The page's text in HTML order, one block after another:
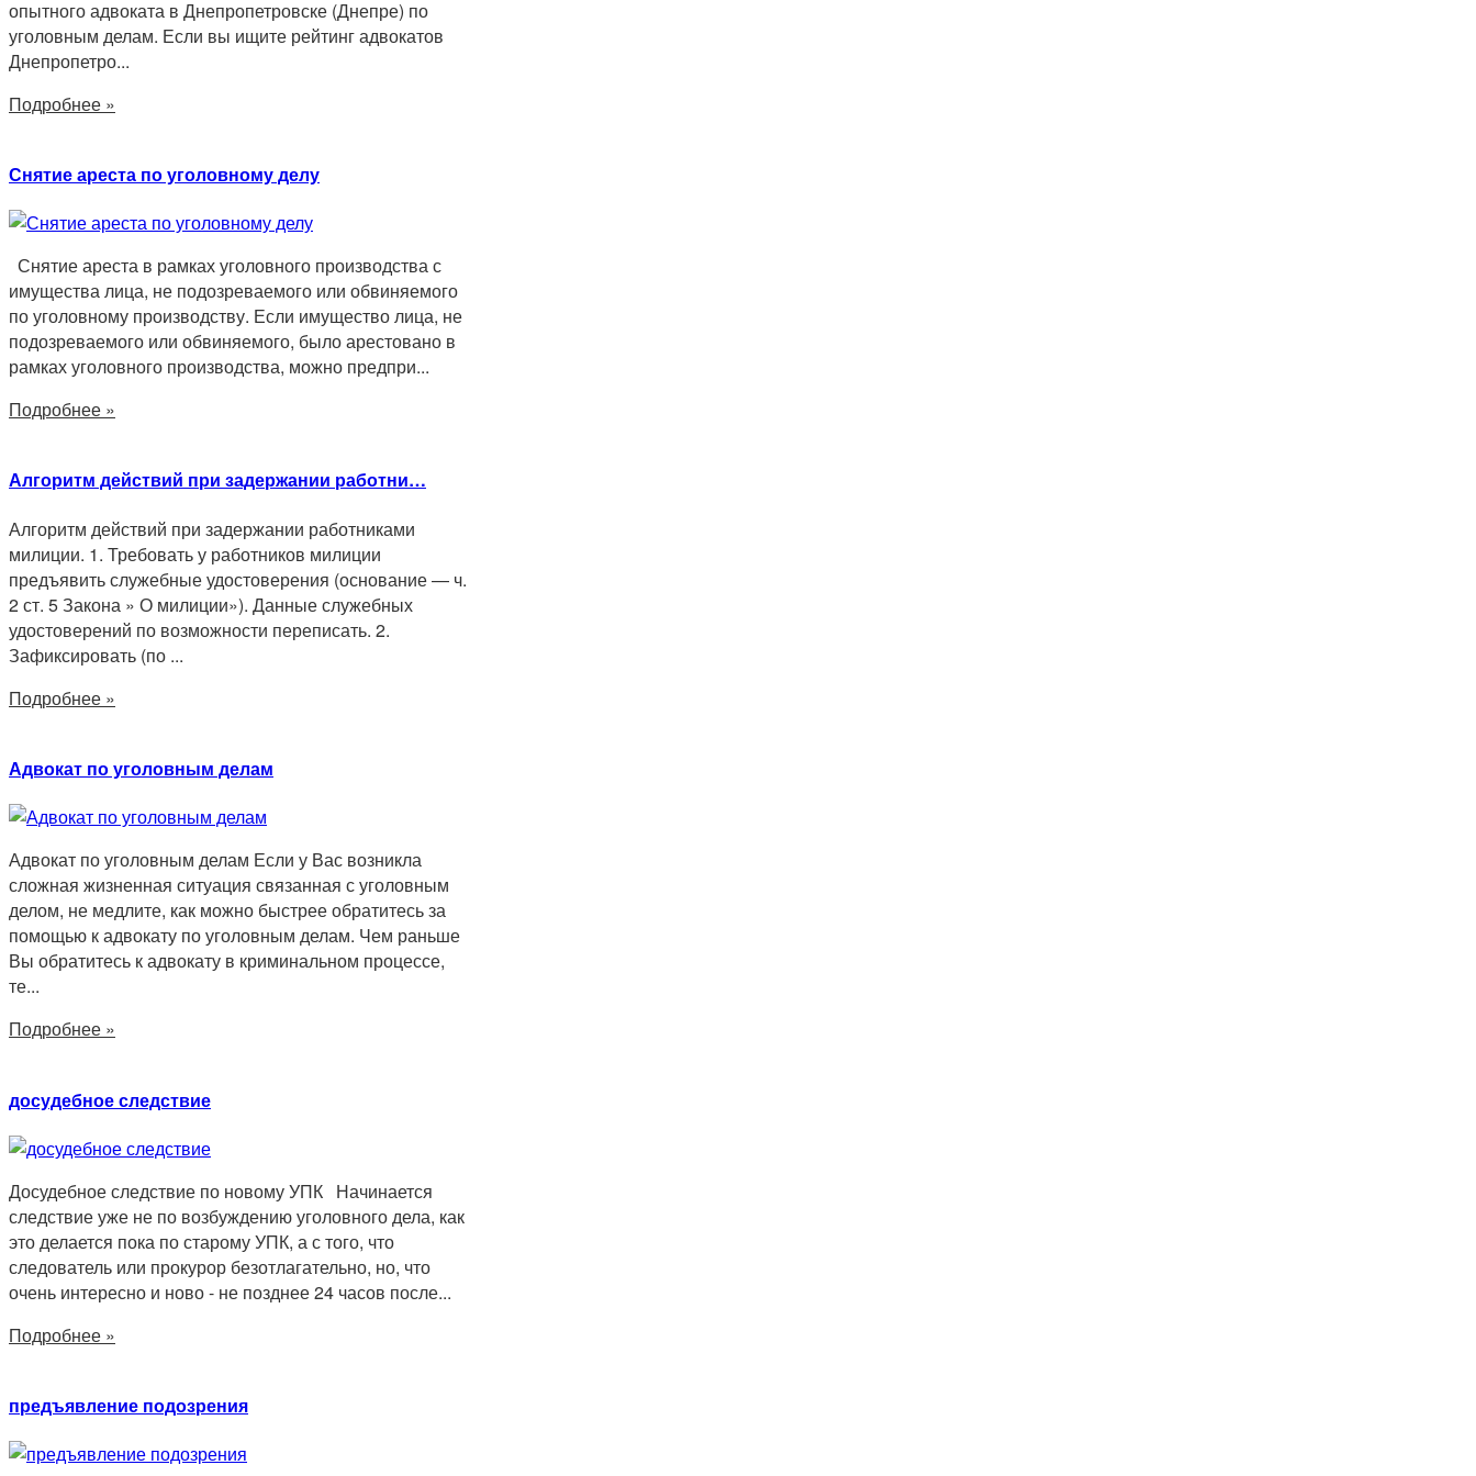
опытного адвоката в Днепропетровске (Днепре) по
уголовным делам. Если вы ищите рейтинг адвокатов
Днепропетро...
Подробнее »
Снятие ареста по уголовному делу
Снятие ареста в рамках уголовного производства с
имущества лица, не подозреваемого или обвиняемого
по уголовному производству. Если имущество лица, не
подозреваемого или обвиняемого, было арестовано в
рамках уголовного производства, можно предпри...
Подробнее »
Алгоритм действий при задержании работни…
Алгоритм действий при задержании работниками
милиции. 1. Требовать у работников милиции
предъявить служебные удостоверения (основание — ч.
2 ст. 5 Закона » О милиции»). Данные служебных
удостоверений по возможности переписать. 2.
Зафиксировать (по ...
Подробнее »
Адвокат по уголовным делам
Адвокат по уголовным делам Если у Вас возникла
сложная жизненная ситуация связанная с уголовным
делом, не медлите, как можно быстрее обратитесь за
помощью к адвокату по уголовным делам. Чем раньше
Вы обратитесь к адвокату в криминальном процессе,
те...
Подробнее »
досудебное следствие
Досудебное следствие по новому УПК Начинается
следствие уже не по возбуждению уголовного дела, как
это делается пока по старому УПК, а с того, что
следователь или прокурор безотлагательно, но, что
очень интересно и ново - не позднее 24 часов после...
Подробнее »
предъявление подозрения